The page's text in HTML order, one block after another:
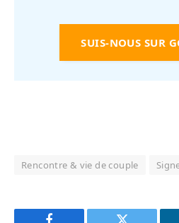
SUIS-NOUS SUR
Rencontre & vie de couple